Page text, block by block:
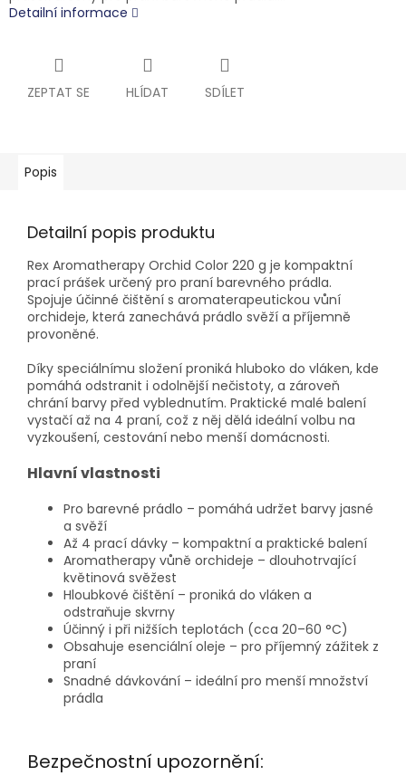
Detailní informace
ZEPTAT SE HLÍDAT SDÍLET
Popis
Detailní popis produktu
Rex Aromatherapy Orchid Color 220 g je kompaktní
prací prášek určený pro praní barevného prádla.
Spojuje účinné čištění s aromaterapeutickou vůní
orchideje, která zanechává prádlo svěží a příjemně
provoněné.
Díky speciálnímu složení proniká hluboko do vláken, kde
pomáhá odstranit i odolnější nečistoty, a zároveň
chrání barvy před vyblednutím. Praktické malé balení
vystačí až na 4 praní, což z něj dělá ideální volbu na
vyzkoušení, cestování nebo menší domácnosti.
Hlavní vlastnosti
Pro barevné prádlo – pomáhá udržet barvy jasné
a svěží
Až 4 prací dávky – kompaktní a praktické balení
Aromatherapy vůně orchideje – dlouhotrvající
květinová svěžest
Hloubkové čištění – proniká do vláken a
odstraňuje skvrny
Účinný i při nižších teplotách (cca 20–60 °C)
Obsahuje esenciální oleje – pro příjemný zážitek z
praní
Snadné dávkování – ideální pro menší množství
prádla
Bezpečnostní upozornění: